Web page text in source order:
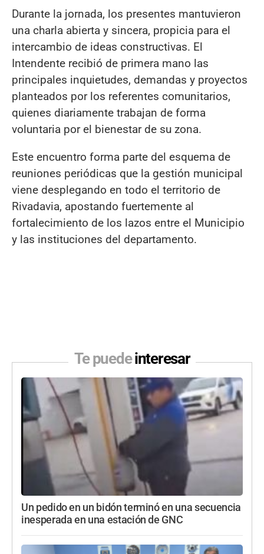
Durante la jornada, los presentes mantuvieron
una charla abierta y sincera, propicia para el
intercambio de ideas constructivas. El
Intendente recibió de primera mano las
principales inquietudes, demandas y proyectos
planteados por los referentes comunitarios,
quienes diariamente trabajan de forma
voluntaria por el bienestar de su zona.
Este encuentro forma parte del esquema de
reuniones periódicas que la gestión municipal
viene desplegando en todo el territorio de
Rivadavia, apostando fuertemente al
fortalecimiento de los lazos entre el Municipio
y las instituciones del departamento.
Te puedeinteresar
Un pedido en un bidón terminó en una secuencia
inesperada en una estación de GNC